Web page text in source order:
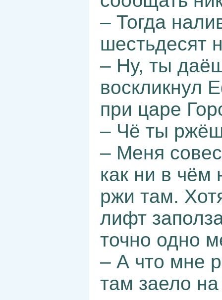
– Тогда
шестьдесят
– Ну, ты
воскликнул
при царе
– Чё ты
– Меня
как ни в чём
ржи там.
лифт
точно одно
– А что мне
там заело